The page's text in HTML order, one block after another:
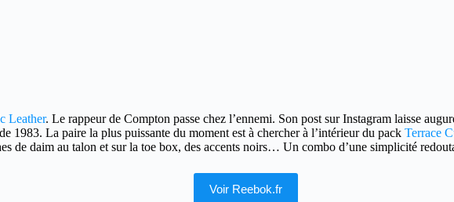
Leather. Le rappeur de Compton passe chez l’ennemi. Son post sur Instagram laisse
1983. La paire la plus puissante du moment est à chercher à l’intérieur du pack Terrace
de daim au talon et sur la toe box, des accents noirs… Un combo d’une simplicité
Voir Reebok.fr